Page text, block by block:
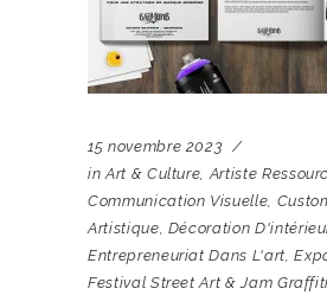
15 novembre 2023
in Art & Culture,Artiste
Communication Visuelle,
Artistique, Décoration
Entrepreneuriat Dans L'art,
Festival Street Art & Jam